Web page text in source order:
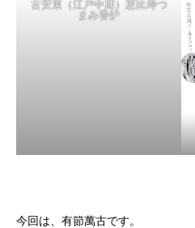
今回は、有節萬古です。